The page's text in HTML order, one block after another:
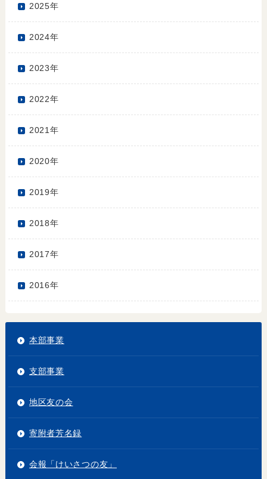
2025年
2024年
2023年
2022年
2021年
2020年
2019年
2018年
2017年
2016年
本部事業
支部事業
地区友の会
寄附者芳名録
会報「けいさつの友」